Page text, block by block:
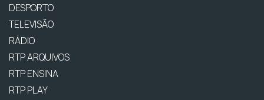
DESPORTO
TELEVISÃO
RÁDIO
RTP ARQUIVOS
RTP ENSINA
RTP PLAY